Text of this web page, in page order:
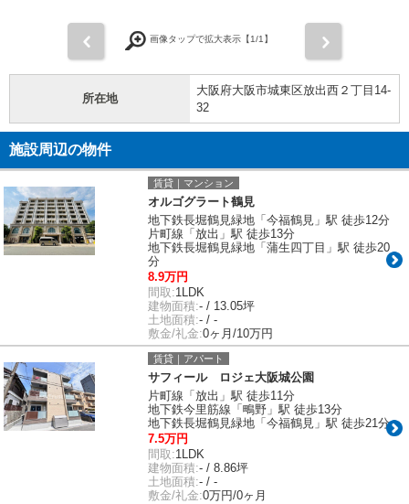
画像タップで拡大表示【1/1】
所在地
大阪府大阪市城東区放出西２丁目14-
32
施設周辺の物件
賃貸｜マンション
オルゴグラート鶴見
地下鉄長堀鶴見緑地「今福鶴見」駅 徒歩12分
片町線「放出」駅 徒歩13分
地下鉄長堀鶴見緑地「蒲生四丁目」駅 徒歩20
分
8.9万円
間取:1LDK
建物面積:- / 13.05坪
土地面積:- / -
敷金/礼金:0ヶ月/10万円
賃貸｜アパート
サフィール ロジェ大阪城公園
片町線「放出」駅 徒歩11分
地下鉄今里筋線「鴫野」駅 徒歩13分
地下鉄長堀鶴見緑地「今福鶴見」駅 徒歩21分
7.5万円
間取:1LDK
建物面積:- / 8.86坪
土地面積:- / -
敷金/礼金:0万円/0ヶ月